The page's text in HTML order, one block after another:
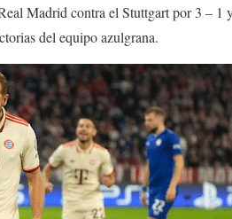
Madrid contra el Stuttgart por 3 – 1
del equipo azulgrana.